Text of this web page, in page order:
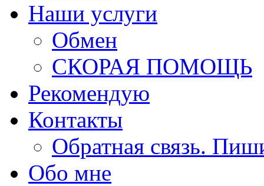
Наши услуги
Обмен
СКОРАЯ ПОМОЩЬ
Рекомендую
Контакты
Обратная связь.
Обо мне